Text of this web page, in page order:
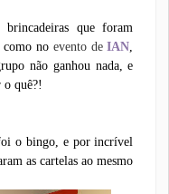
que foram
como no evento deIAN,
não ganhou nada, e
o quê?!
o bingo, e por incrível
as cartelas ao mesmo